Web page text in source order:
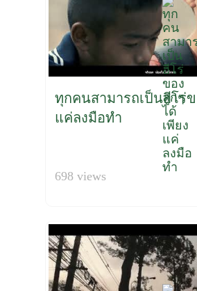
ทุกคนสามารถเป็นฮีโร่ข
แค่ลงมือทำ
698 views